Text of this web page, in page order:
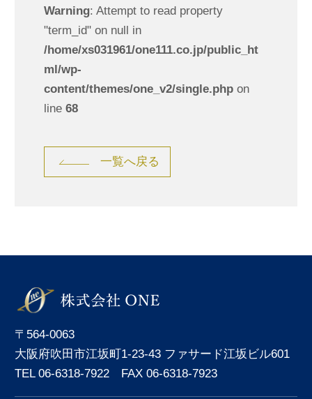
Warning: Attempt to read property
"term_id" on null in
/home/xs031961/one111.co.jp/public_ht
ml/wp-
content/themes/one_v2/single.phpon
line 68
一覧へ戻る
〒564-0063
大阪府吹田市江坂町1-23-43 ファサード江坂ビル601
TEL 06-6318-7922 FAX 06-6318-7923